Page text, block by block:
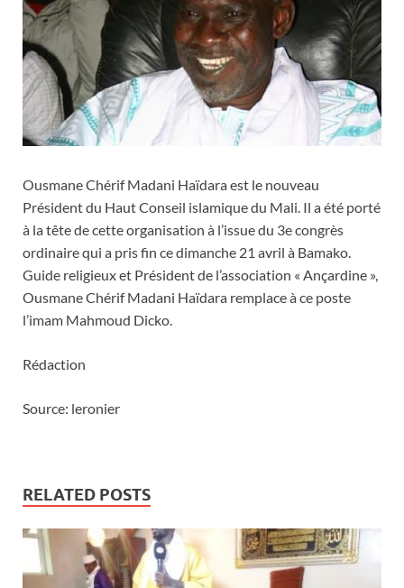
Ousmane Chérif Madani Haïdara est le nouveau
Président du Haut Conseil islamique du Mali. Il a été porté
à la tête de cette organisation à l’issue du 3e congrès
ordinaire qui a pris fin ce dimanche 21 avril à Bamako.
Guide religieux et Président de l’association « Ançardine »,
Ousmane Chérif Madani Haïdara remplace à ce poste
l’imam Mahmoud Dicko.
Rédaction
Source: leronier
RELATED POSTS